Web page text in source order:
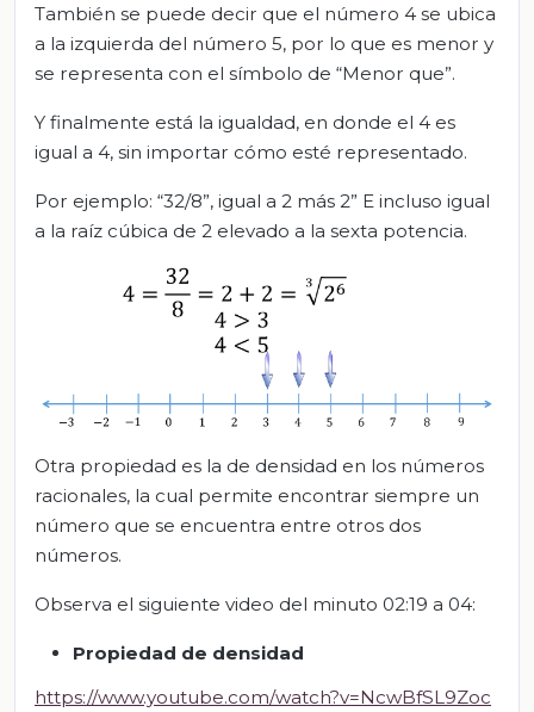
También se puede decir que el número 4 se ubica
a la izquierda del número 5, por lo que es menor y
se representa con el símbolo de “Menor que”.
Y finalmente está la igualdad, en donde el 4 es
igual a 4, sin importar cómo esté representado.
Por ejemplo: “32/8”, igual a 2 más 2” E incluso igual
a la raíz cúbica de 2 elevado a la sexta potencia.
Otra propiedad es la de densidad en los números
racionales, la cual permite encontrar siempre un
número que se encuentra entre otros dos
números.
Observa el siguiente video del minuto 02:19 a 04:
Propiedad de densidad
https://www.youtube.com/watch?v=NcwBfSL9Zoc